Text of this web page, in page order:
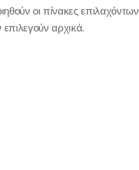
οι πίνακες επιλαχόντων
αρχικά.